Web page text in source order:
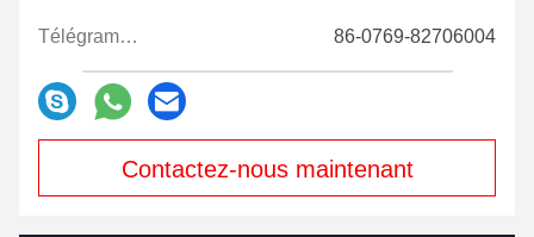
Télégramme: 86-0769-82706004
Contactez-nous maintenant